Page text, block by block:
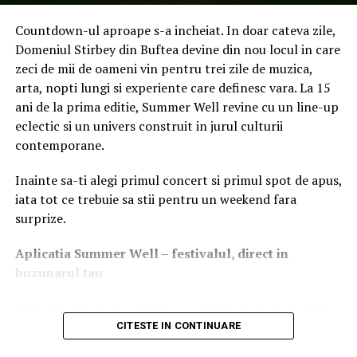
diferiți furnizori (77%) și sesiunile de terapie (74%).
În acest context, Metropolitan Life lansează cele două
asigurări de sănătate care răspund nevoilor actuale ale
românilor, dar și tendințelor de longevitate înregistrate
la nivel global, polița de asigurare fiind valabilă până la
împlinirea vârstei de 85 de ani a titularului, iar intrarea
Countdown-ul aproape s-a incheiat. In doar cateva zile,
Domeniul Stirbey din Buftea devine din nou locul in care
zeci de mii de oameni vin pentru trei zile de muzica,
arta, nopti lungi si experiente care definesc vara. La 15
ani de la prima editie, Summer Well revine cu un line-up
eclectic si un univers construit in jurul culturii
contemporane.
Inainte sa-ti alegi primul concert si primul spot de apus,
iata tot ce trebuie sa stii pentru un weekend fara
surprize.
Aplicatia Summer Well– festivalul, direct in
buzunarul tau
este sa descarci aplicatia Summer Well, disponibila in
CITESTE IN CONTINUARE